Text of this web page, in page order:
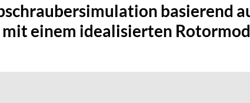
basierend
mit einem idealisierten